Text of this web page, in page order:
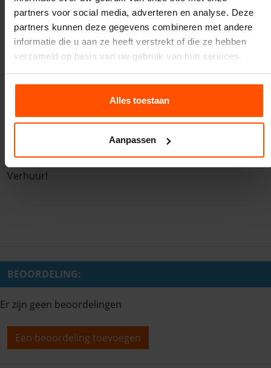
partners voor social media, adverteren en analyse. Deze
partners kunnen deze gegevens combineren met andere
informatie die u aan ze heeft verstrekt of die ze hebben
verzameld op basis van uw gebruik van hun services.
Alles toestaan
Aanpassen
Wanneer je kiest voor het Springkussen Indoor
Bouncer, kies je voor succes en vermaak. Het kussen is
voorzien van gebruiksvriendelijke op- en afbouw
instructies. Heb je liever hulp bij op- en afbouw? Geen
Voeg het Springkussen Indoor Bouncer toe aan je
de beschikbaarheid en huurkosten. Vier feest met de
allerjongsten en maak het onvergetelijk met Vcompany
Verhuur!
BEOORDELING:
Er zijn geen beoordelingen
Een beoordeling toevoegen